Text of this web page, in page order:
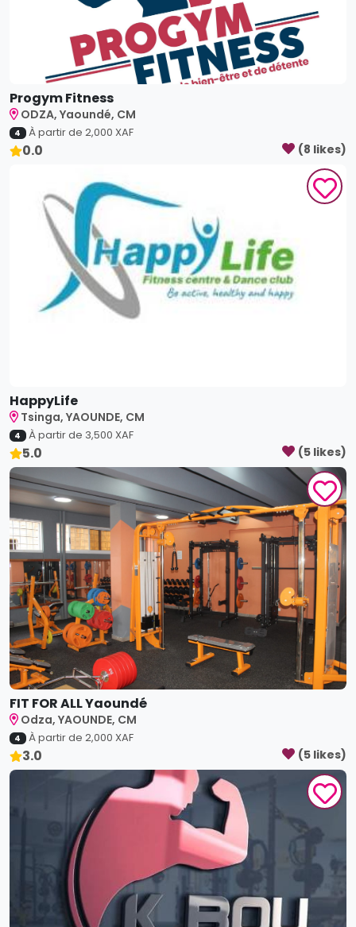
Progym Fitness
ODZA, Yaoundé, CM
4 À partir de 2,000 XAF
0.0 (8 likes)
HappyLife
Tsinga, YAOUNDE, CM
4 À partir de 3,500 XAF
5.0 (5 likes)
FIT FOR ALL Yaoundé
Odza, YAOUNDE, CM
4 À partir de 2,000 XAF
3.0 (5 likes)